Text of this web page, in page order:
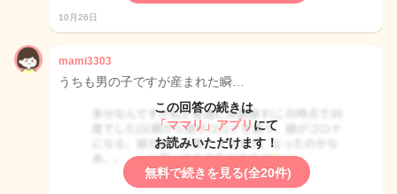
10月26日
mami3303
うちも男の子ですが産まれた瞬…
この回答の続きは
「ママリ」アプリ にて
お読みいただけます！
無料で続きを見る(全20件)